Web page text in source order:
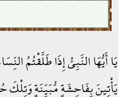
يَا أَيُّهَا النَّبِيُّ إِذَا طَلَّقْتُمُ
يَأْتِينَ بِفَاحِشَةٍ مُّبَيِّنَةٍ وَتِلْكَ